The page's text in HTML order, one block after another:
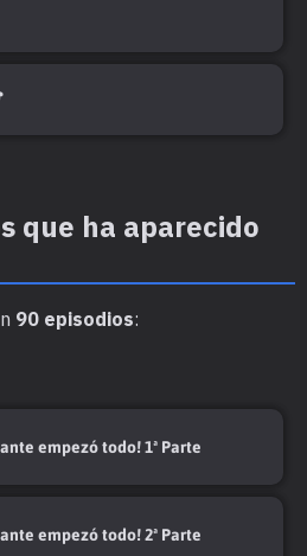
que ha aparecido
90 episodios:
empezó todo! 1ª Parte
empezó todo! 2ª Parte